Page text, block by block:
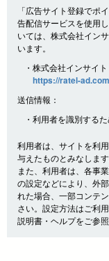
「広告サイト登録でポ
告配信サービスを使用
いては、株式会社イン
います。
・株式会社インサイ
https://ratel-
送信情報：
・利用者を識別する
利用者は、サイトを利
与えたものとみなします
また、利用者は、各事
の設定などにより、外
れた場合、一部コンテ
さい。設定方法はご利
説明書・ヘルプをご参照